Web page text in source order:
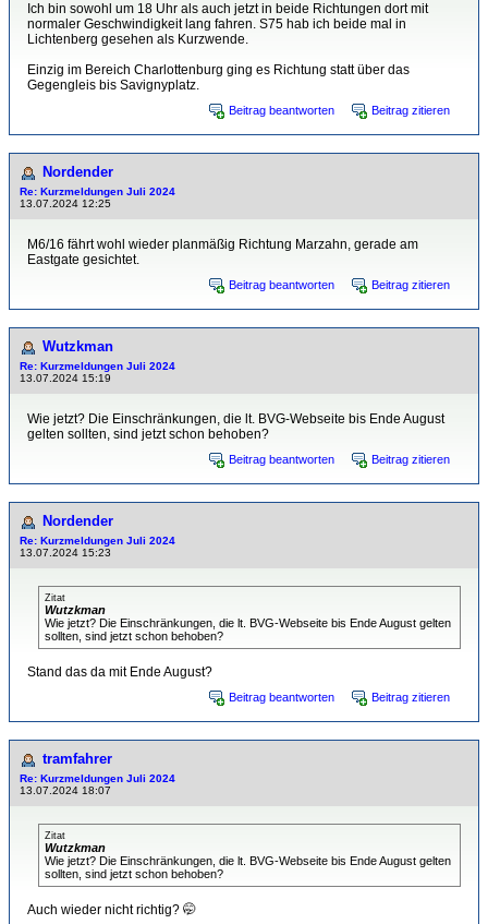
Ich bin sowohl um 18 Uhr als auch jetzt in beide Richtungen dort mit
normaler Geschwindigkeit lang fahren. S75 hab ich beide mal in
Lichtenberg gesehen als Kurzwende.
Einzig im Bereich Charlottenburg ging es Richtung statt über das
Gegengleis bis Savignyplatz.
Beitrag beantworten Beitrag zitieren
Nordender
Re: Kurzmeldungen Juli 2024
13.07.2024 12:25
M6/16 fährt wohl wieder planmäßig Richtung Marzahn, gerade am
Eastgate gesichtet.
Beitrag beantworten Beitrag zitieren
Wutzkman
Re: Kurzmeldungen Juli 2024
13.07.2024 15:19
Wie jetzt? Die Einschränkungen, die lt. BVG-Webseite bis Ende August
gelten sollten, sind jetzt schon behoben?
Beitrag beantworten Beitrag zitieren
Nordender
Re: Kurzmeldungen Juli 2024
13.07.2024 15:23
Zitat
Wutzkman
Wie jetzt? Die Einschränkungen, die lt. BVG-Webseite bis Ende August gelten
sollten, sind jetzt schon behoben?
Stand das da mit Ende August?
Beitrag beantworten Beitrag zitieren
tramfahrer
Re: Kurzmeldungen Juli 2024
13.07.2024 18:07
Zitat
Wutzkman
Wie jetzt? Die Einschränkungen, die lt. BVG-Webseite bis Ende August gelten
sollten, sind jetzt schon behoben?
Auch wieder nicht richtig? 🤭